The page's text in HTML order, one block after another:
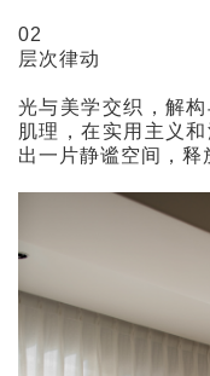
02
层次律动
光与美学交织，解
肌理，在实用主义
出一片静谧空间，释